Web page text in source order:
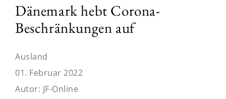
Dänemark hebt Corona-
Beschränkungen auf
Ausland
01. Februar 2022
Autor: JF-Online